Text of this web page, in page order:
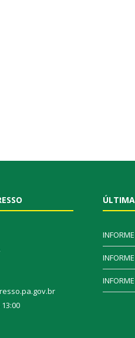
INFORME
INFORME
INFORME